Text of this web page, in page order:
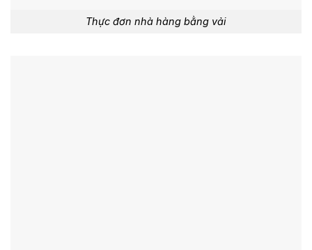
Thực đơn nhà hàng bằng vải